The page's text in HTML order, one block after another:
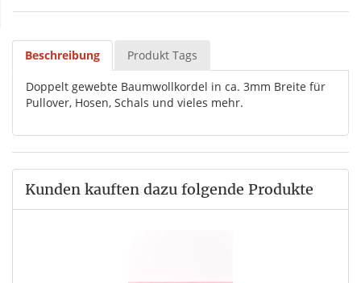
Beschreibung Produkt Tags
Doppelt gewebte Baumwollkordel in ca. 3mm Breite für
Pullover, Hosen, Schals und vieles mehr.
Kunden kauften dazu folgende Produkte